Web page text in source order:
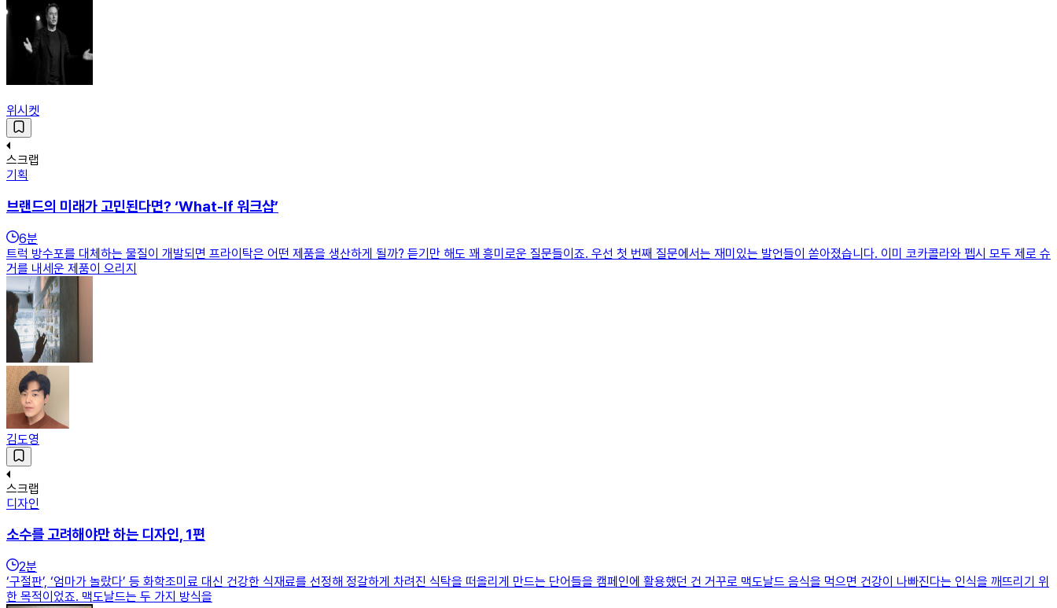
위시켓
스크랩
기획
브랜드의 미래가 고민된다면? ‘What-If 워크샵’
6분
트럭 방수포를 대체하는 물질이 개발되면 프라이탁은 어떤 제품을 생산하게 될까? 듣기만 해도 꽤 흥미로운 질문들이죠. 우선 첫 번째 질문에서는 재미있는 발언들이 쏟아졌습니다. 이미 코카콜라와 펩시 모두 제로 슈
거를 내세운 제품이 오리지
김도영
스크랩
디자인
소수를 고려해야만 하는 디자인, 1편
2분
‘구절판’, ‘엄마가 놀랐다’ 등 화학조미료 대신 건강한 식재료를 선정해 정갈하게 차려진 식탁을 떠올리게 만드는 단어들을 캠페인에 활용했던 건 거꾸로 맥도날드 음식을 먹으면 건강이 나빠진다는 인식을 깨뜨리기 위
한 목적이었죠. 맥도날드는 두 가지 방식을